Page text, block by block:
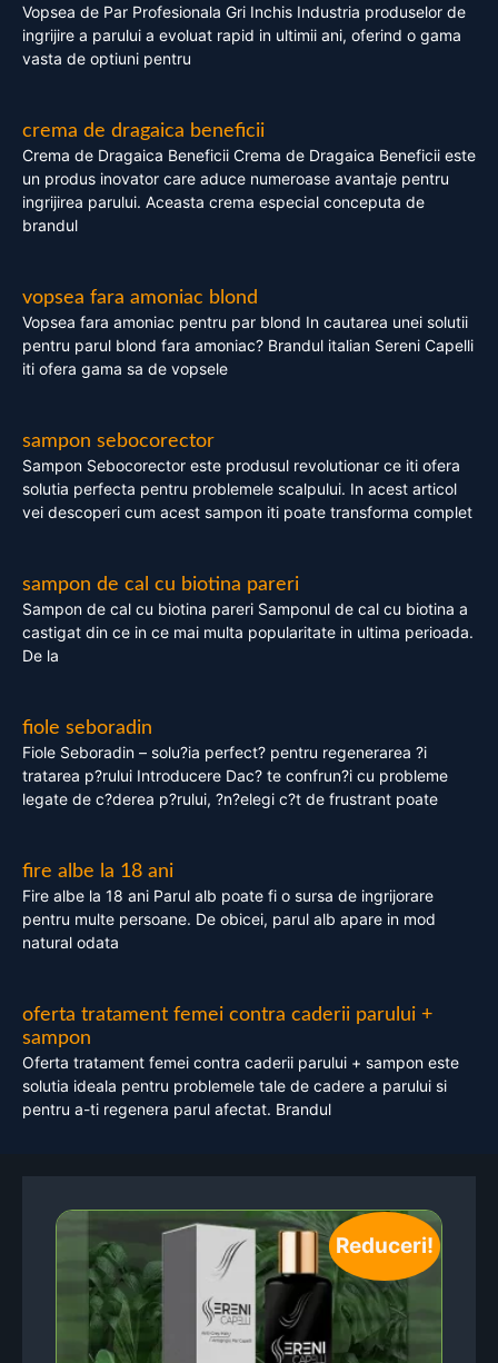
Vopsea de Par Profesionala Gri Inchis Industria produselor de
ingrijire a parului a evoluat rapid in ultimii ani, oferind o gama
vasta de optiuni pentru
crema de dragaica beneficii
Crema de Dragaica Beneficii Crema de Dragaica Beneficii este
un produs inovator care aduce numeroase avantaje pentru
ingrijirea parului. Aceasta crema especial conceputa de
brandul
vopsea fara amoniac blond
Vopsea fara amoniac pentru par blond In cautarea unei solutii
pentru parul blond fara amoniac? Brandul italian Sereni Capelli
iti ofera gama sa de vopsele
sampon sebocorector
Sampon Sebocorector este produsul revolutionar ce iti ofera
solutia perfecta pentru problemele scalpului. In acest articol
vei descoperi cum acest sampon iti poate transforma complet
sampon de cal cu biotina pareri
Sampon de cal cu biotina pareri Samponul de cal cu biotina a
castigat din ce in ce mai multa popularitate in ultima perioada.
De la
fiole seboradin
Fiole Seboradin – solu?ia perfect? pentru regenerarea ?i
tratarea p?rului Introducere Dac? te confrun?i cu probleme
legate de c?derea p?rului, ?n?elegi c?t de frustrant poate
fire albe la 18 ani
Fire albe la 18 ani Parul alb poate fi o sursa de ingrijorare
pentru multe persoane. De obicei, parul alb apare in mod
natural odata
oferta tratament femei contra caderii parului +
sampon
Oferta tratament femei contra caderii parului + sampon este
solutia ideala pentru problemele tale de cadere a parului si
pentru a-ti regenera parul afectat. Brandul
Reduceri!